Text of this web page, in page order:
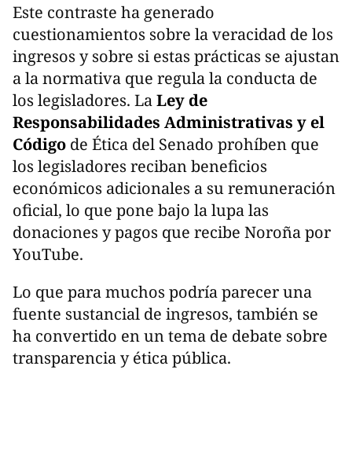
Este contraste ha generado
cuestionamientos sobre la veracidad de los
ingresos y sobre si estas prácticas se ajustan
a la normativa que regula la conducta de
los legisladores. LaLey de
Responsabilidades Administrativas y el
Código de Ética del Senado prohíben que
los legisladores reciban beneficios
económicos adicionales a su remuneración
oficial, lo que pone bajo la lupa las
donaciones y pagos que recibe Noroña por
YouTube.
Lo que para muchos podría parecer una
fuente sustancial de ingresos, también se
ha convertido en un tema de debate sobre
transparencia y ética pública.